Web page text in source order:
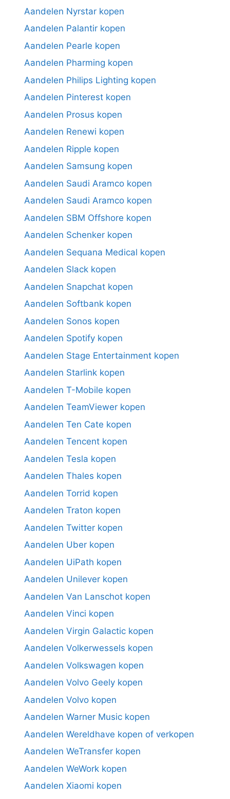
Aandelen Nyrstar kopen
Aandelen Palantir kopen
Aandelen Pearle kopen
Aandelen Pharming kopen
Aandelen Philips Lighting kopen
Aandelen Pinterest kopen
Aandelen Prosus kopen
Aandelen Renewi kopen
Aandelen Ripple kopen
Aandelen Samsung kopen
Aandelen Saudi Aramco kopen
Aandelen Saudi Aramco kopen
Aandelen SBM Offshore kopen
Aandelen Schenker kopen
Aandelen Sequana Medical kopen
Aandelen Slack kopen
Aandelen Snapchat kopen
Aandelen Softbank kopen
Aandelen Sonos kopen
Aandelen Spotify kopen
Aandelen Stage Entertainment kopen
Aandelen Starlink kopen
Aandelen T-Mobile kopen
Aandelen TeamViewer kopen
Aandelen Ten Cate kopen
Aandelen Tencent kopen
Aandelen Tesla kopen
Aandelen Thales kopen
Aandelen Torrid kopen
Aandelen Traton kopen
Aandelen Twitter kopen
Aandelen Uber kopen
Aandelen UiPath kopen
Aandelen Unilever kopen
Aandelen Van Lanschot kopen
Aandelen Vinci kopen
Aandelen Virgin Galactic kopen
Aandelen Volkerwessels kopen
Aandelen Volkswagen kopen
Aandelen Volvo Geely kopen
Aandelen Volvo kopen
Aandelen Warner Music kopen
Aandelen Wereldhave kopen of verkopen
Aandelen WeTransfer kopen
Aandelen WeWork kopen
Aandelen Xiaomi kopen